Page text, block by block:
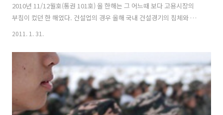
2010년 11/12월호(통권 101호) 올 한해는 그 어느때 보다 고용시장의
부침이 컸던 한 해였다. 건설업의 경우 올해 국내 건설경기의 침체와 해
장은 포화 및 성장한계를 보이고 있다. 올 한해 고용동향과 향후 취업 트
렌드를 분석해본다. “거짓말에는 세 가지가 있다. 그냥 거짓말(Lies)과
빌어먹을 거짓말(Damned Lies), 그리고 통계(and Statistics)" 빅토리
아 시대 영국 정치가인 벤저민 디즈레일리의 이 말은 통계의 과학적 허구
성을 꼬집을 때 자주 인용된다. 그렇다고 통계학이 거짓말..
2011. 1. 31.